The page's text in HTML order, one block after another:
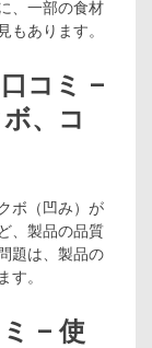
、一部の食材
もあります。
コミ –
、コ
ボ（凹み）が
、製品の品質
題は、製品の
す。
– 使